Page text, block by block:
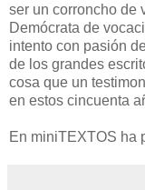
ser un corroncho de
Demócrata de
intento con pasión
de los grandes
cosa que un
en estos cincuenta
En miniTEXTOS ha